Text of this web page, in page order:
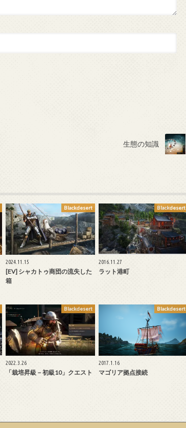
生態の知識
Blackdesert
2024.11.15
[EV] シャカトゥ商団の流失した
箱
Blackdesert
2016.11.27
ラット港町
Blackdesert
2022.3.26
「栽培昇級－初級10」クエスト
Blackdesert
2017.1.16
マゴリア拠点接続